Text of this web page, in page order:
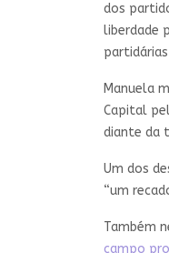
dos
liberdade
Manuela
Capital
diante da
Um dos
“um
Também
campo